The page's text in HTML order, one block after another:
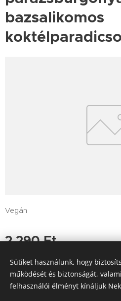
bazsalikomos
Vegán
2 290Ft
Tutajos Vendéglő / A Tutajos
Sütiket használunk, hogy
működését és biztonságát,
felhasználói élményt kínáljuk